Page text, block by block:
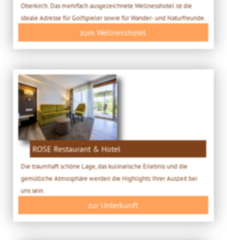
Oberkirch. Das mehrfach ausgezeichnete Wellnesshotel ist die
ideale Adresse für Golfspieler sowie für Wander- und Naturfreunde.
zum Wellnesshotel
ROSE Restaurant & Hotel
Die traumhaft schöne Lage, das kulinarische Erlebnis und die
gemütliche Atmosphäre werden die Highlights Ihrer Auszeit bei
uns sein.
zur Unterkunft